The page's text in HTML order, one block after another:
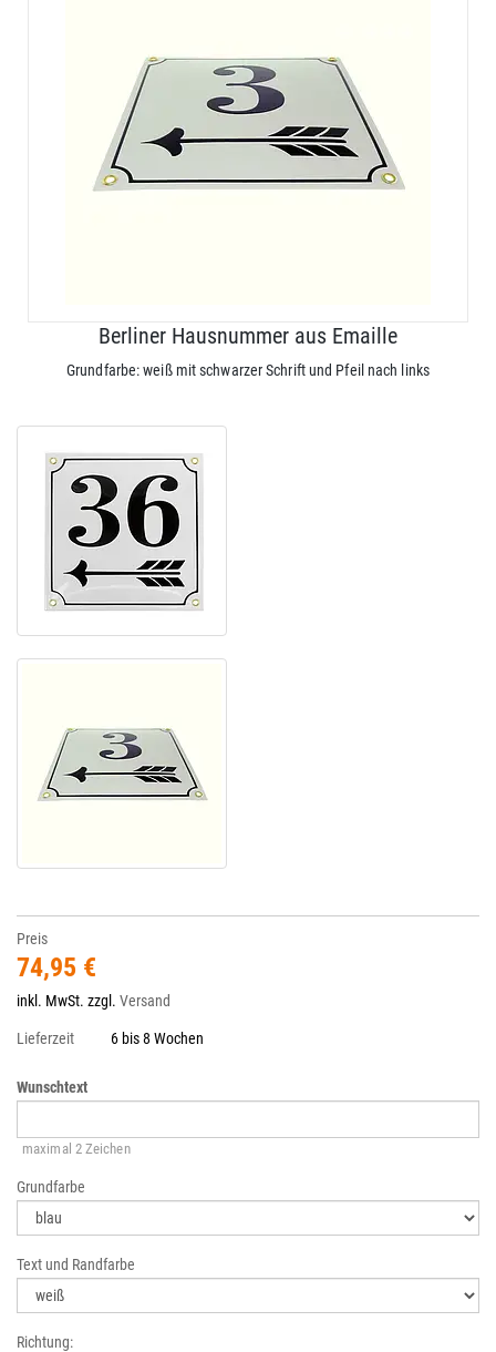
Berliner Hausnummer aus Emaille
Grundfarbe: weiß mit schwarzer Schrift und Pfeil nach links
Preis
74,95 €
inkl. MwSt. zzgl. Versand
Lieferzeit 6 bis 8 Wochen
Wunschtext
maximal 2 Zeichen
Grundfarbe
Text und Randfarbe
Richtung: